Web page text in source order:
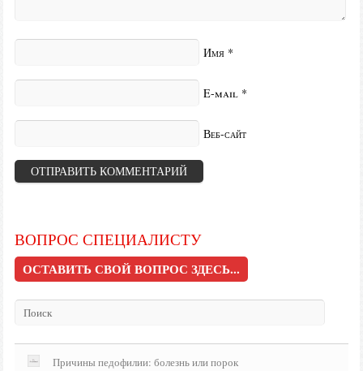
Имя *
E-mail *
Веб-сайт
ВОПРОС СПЕЦИАЛИСТУ
ОСТАВИТЬ СВОЙ ВОПРОС ЗДЕСЬ...
Причины педофилии: болезнь или порок